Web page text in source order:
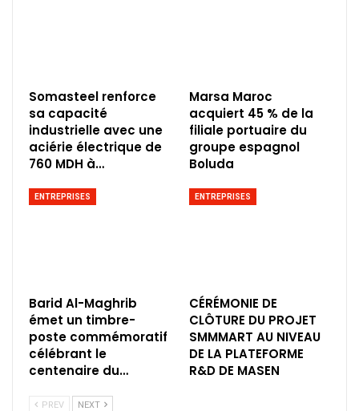
Somasteel renforce
sa capacité
industrielle avec une
aciérie électrique de
760 MDH à…
Marsa Maroc
acquiert 45 % de la
filiale portuaire du
groupe espagnol
Boluda
ENTREPRISES
Barid Al-Maghrib
émet un timbre-
poste commémoratif
célébrant le
centenaire du…
ENTREPRISES
CÉRÉMONIE DE
CLÔTURE DU PROJET
SMMMART AU NIVEAU
DE LA PLATEFORME
R&D DE MASEN
PREV NEXT